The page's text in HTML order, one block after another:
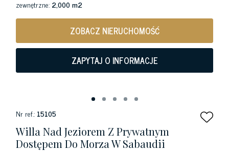
zewnętrzne: 2,000 m2
ZOBACZ NIERUCHOMOŚĆ
ZAPYTAJ O INFORMACJE
Nr ref.: 15105
Willa Nad Jeziorem Z Prywatnym
Dostępem Do Morza W Sabaudii